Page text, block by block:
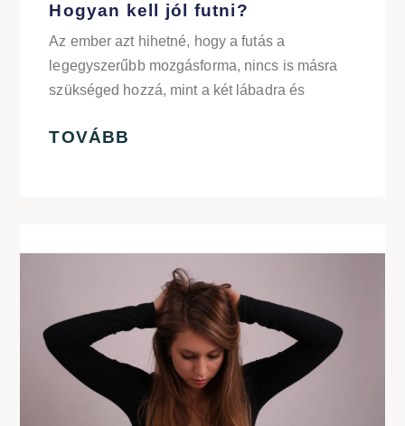
Hogyan kell jól futni?
Az ember azt hihetné, hogy a futás a
legegyszerűbb mozgásforma, nincs is másra
szükséged hozzá, mint a két lábadra és
TOVÁBB